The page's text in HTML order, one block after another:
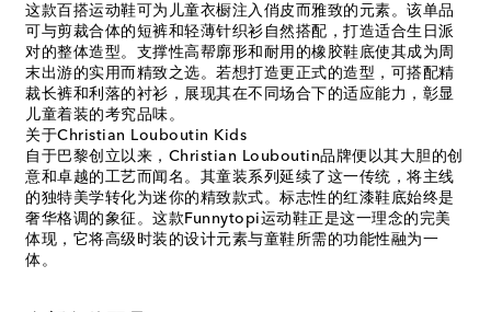
这款百搭运动鞋可为儿童衣橱注入俏皮而雅致的元素。该单品
可与剪裁合体的短裤和轻薄针织衫自然搭配，打造适合生日派
对的整体造型。支撑性高帮廓形和耐用的橡胶鞋底使其成为周
末出游的实用而精致之选。若想打造更正式的造型，可搭配精
裁长裤和利落的衬衫，展现其在不同场合下的适应能力，彰显
儿童着装的考究品味。
关于Christian Louboutin Kids
自于巴黎创立以来，Christian Louboutin品牌便以其大胆的创
意和卓越的工艺而闻名。其童装系列延续了这一传统，将主线
的独特美学转化为迷你的精致款式。标志性的红漆鞋底始终是
奢华格调的象征。这款Funnytopi运动鞋正是这一理念的完美
体现，它将高级时装的设计元素与童鞋所需的功能性融为一
体。